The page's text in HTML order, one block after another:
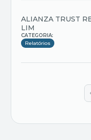
ALIANZA TRUST
LIM
CATEGORIA:
Relatórios